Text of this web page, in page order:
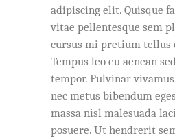
adipiscing elit. Quisque
vitae pellentesque sem
cursus mi pretium tellus
Tempus leo eu aenean
tempor. Pulvinar
nec metus bibendum
massa nisl malesuada
posuere. Ut hendrerit